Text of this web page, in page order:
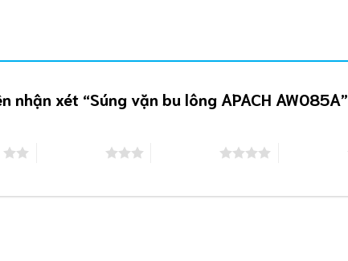
nhận xét “Súng vặn bu lông APACH AW085A”